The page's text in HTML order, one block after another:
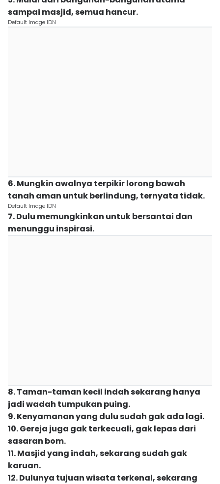
sampai masjid, semua hancur.
Default Image IDN
6. Mungkin awalnya terpikir lorong bawah
tanah aman untuk berlindung, ternyata tidak.
Default Image IDN
7. Dulu memungkinkan untuk bersantai dan
menunggu inspirasi.
8. Taman-taman kecil indah sekarang hanya
jadi wadah tumpukan puing.
9. Kenyamanan yang dulu sudah gak ada lagi.
10. Gereja juga gak terkecuali, gak lepas dari
sasaran bom.
11. Masjid yang indah, sekarang sudah gak
karuan.
12. Dulunya tujuan wisata terkenal, sekarang